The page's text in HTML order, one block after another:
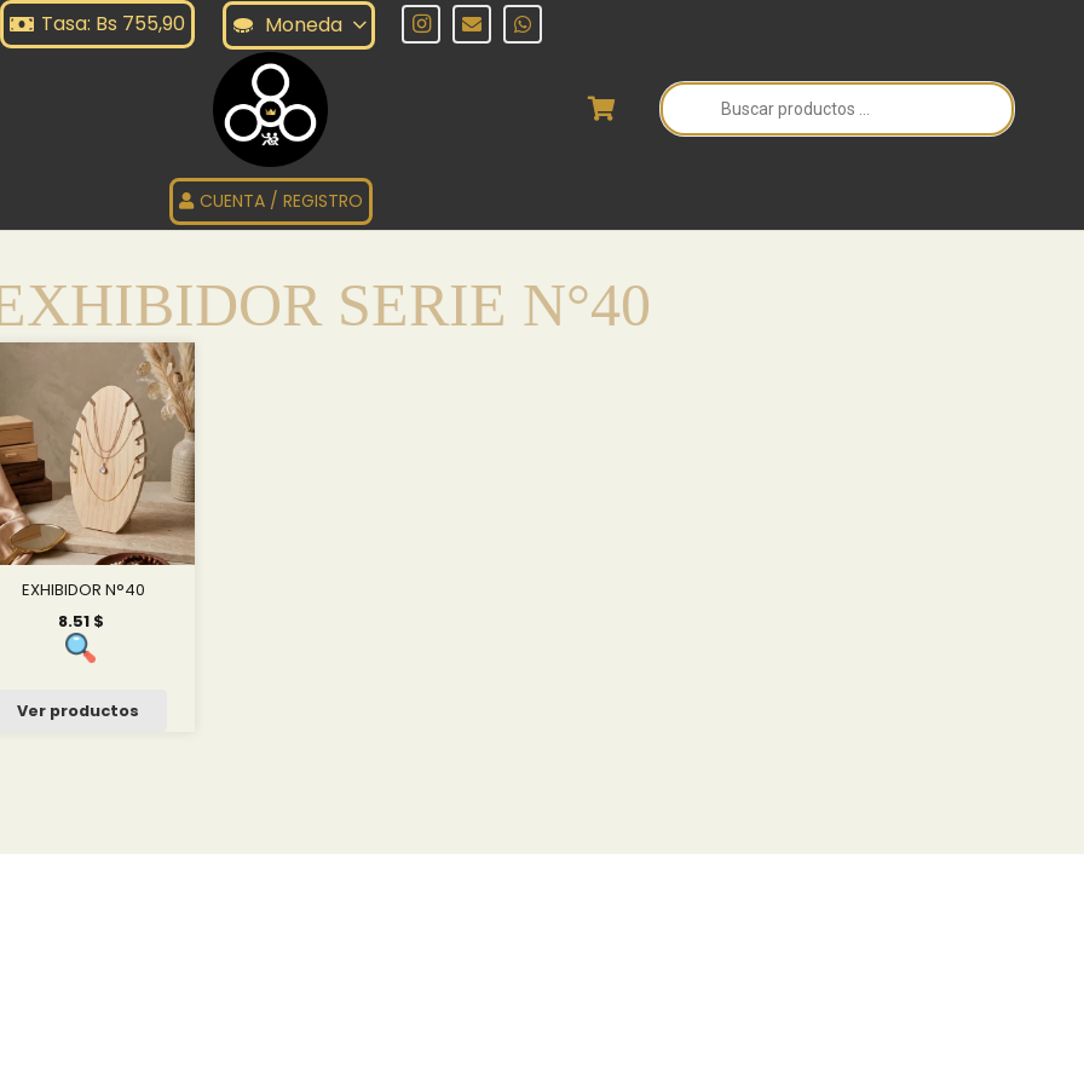
Tasa: Bs 755,90 Moneda
Búsqueda
de
productos
CUENTA / REGISTRO
SERIE N°40
EXHIBIDOR N°40
8.51 $
Ver productos